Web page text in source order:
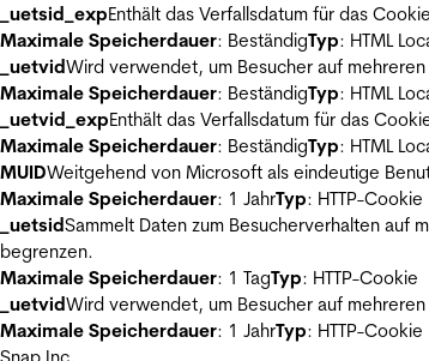
_uetsid_expEnthält das Verfallsdatum für das
Maximale Speicherdauer: BeständigTyp: HTML
_uetvidWird verwendet, um Besucher auf
Maximale Speicherdauer: BeständigTyp: HTML
_uetvid_expEnthält das Verfallsdatum für das
Maximale Speicherdauer: BeständigTyp: HTML
MUIDWeitgehend von Microsoft als eindeutige
Maximale Speicherdauer: 1 JahrTyp: HTTP-Cookie
_uetsidSammelt Daten zum Besucherverhalten auf
begrenzen.
Maximale Speicherdauer: 1 TagTyp: HTTP-Cookie
_uetvidWird verwendet, um Besucher auf
Maximale Speicherdauer: 1 JahrTyp: HTTP-Cookie